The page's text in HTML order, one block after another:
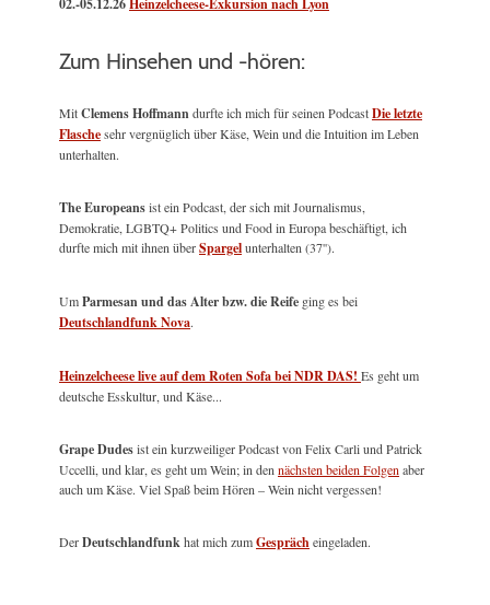
Zum Hinsehen und -hören:
MitClemens Hoffmanndurfte ich mich für seinen PodcastDie letzte
Flaschesehr vergnüglich über Käse, Wein und die Intuition im Leben
unterhalten.
The Europeansist ein Podcast, der sich mit Journalismus,
Demokratie, LGBTQ+ Politics und Food in Europa beschäftigt, ich
durfte mich mit ihnen überSpargelunterhalten (37'').
UmParmesan und das Alter bzw. die Reife ging es bei
Deutschlandfunk Nova.
Heinzelcheese live auf dem Roten Sofa bei NDR DAS! Es geht um
deutsche Esskultur, und Käse...
Grape Dudesist ein kurzweiliger Podcast von Felix Carli und Patrick
Uccelli, und klar, es geht um Wein; in den nächsten beiden Folgen aber
auch um Käse. Viel Spaß beim Hören – Wein nicht vergessen!
DerDeutschlandfunkhat mich zumGesprächeingeladen.